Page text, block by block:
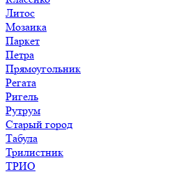
Литос
Мозаика
Паркет
Петра
Прямоугольник
Регата
Ригель
Рутрум
Старый город
Табула
Трилистник
ТРИО